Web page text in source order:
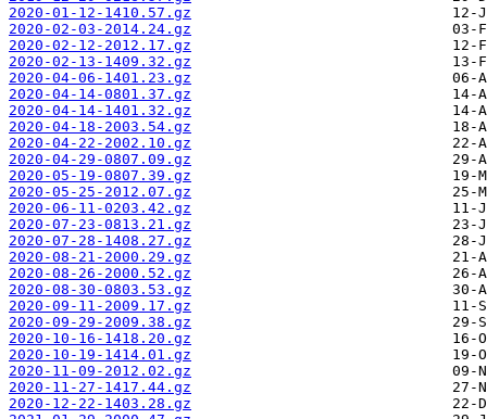
2020-01-12-1410.57.gz
2020-02-03-2014.24.gz
2020-02-12-2012.17.gz
2020-02-13-1409.32.gz
2020-04-06-1401.23.gz
2020-04-14-0801.37.gz
2020-04-14-1401.32.gz
2020-04-18-2003.54.gz
2020-04-22-2002.10.gz
2020-04-29-0807.09.gz
2020-05-19-0807.39.gz
2020-05-25-2012.07.gz
2020-06-11-0203.42.gz
2020-07-23-0813.21.gz
2020-07-28-1408.27.gz
2020-08-21-2000.29.gz
2020-08-26-2000.52.gz
2020-08-30-0803.53.gz
2020-09-11-2009.17.gz
2020-09-29-2009.38.gz
2020-10-16-1418.20.gz
2020-10-19-1414.01.gz
2020-11-09-2012.02.gz
2020-11-27-1417.44.gz
2020-12-22-1403.28.gz